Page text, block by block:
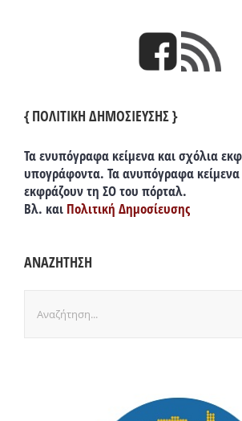
{ ΠΟΛΙΤΙΚΗ ΔΗΜΟΣΙΕΥΣΗΣ }
Τα ενυπόγραφα κείμενα και σχόλια
υπογράφοντα. Τα ανυπόγραφα κείμενα
εκφράζουν τη ΣΟ του πόρταλ.
Βλ. και Πολιτική Δημοσίευσης
ΑΝΑΖΗΤΗΣΗ
για: